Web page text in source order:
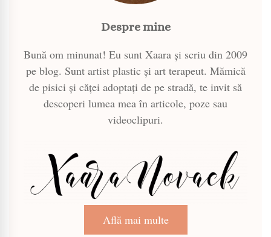
Despre mine
Bună om minunat! Eu sunt Xaara și scriu din 2009
pe blog. Sunt artist plastic și art terapeut. Mămică
de pisici și căței adoptați de pe stradă, te invit să
descoperi lumea mea în articole, poze sau
videoclipuri.
Află mai multe